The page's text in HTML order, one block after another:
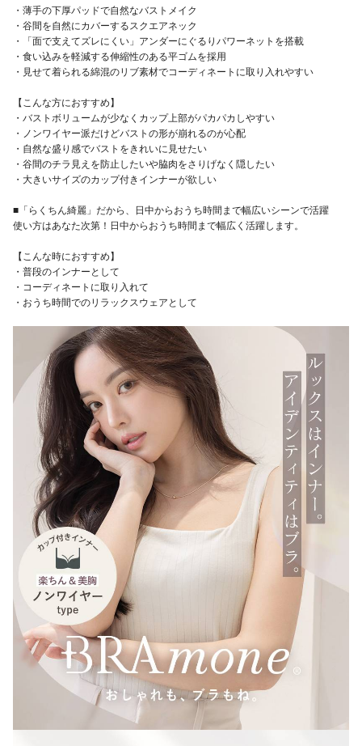
・薄手の下厚パッドで自然なバストメイク
・谷間を自然にカバーするスクエアネック
・「面で支えてズレにくい」アンダーにぐるりパワーネットを搭載
・食い込みを軽減する伸縮性のある平ゴムを採用
・見せて着られる綿混のリブ素材でコーディネートに取り入れやすい
【こんな方におすすめ】
・バストボリュームが少なくカップ上部がパカパカしやすい
・ノンワイヤー派だけどバストの形が崩れるのが心配
・自然な盛り感でバストをきれいに見せたい
・谷間のチラ見えを防止したいや脇肉をさりげなく隠したい
・大きいサイズのカップ付きインナーが欲しい
■「らくちん綺麗」だから、日中からおうち時間まで幅広いシーンで活躍
使い方はあなた次第！日中からおうち時間まで幅広く活躍します。
【こんな時におすすめ】
・普段のインナーとして
・コーディネートに取り入れて
・おうち時間でのリラックスウェアとして